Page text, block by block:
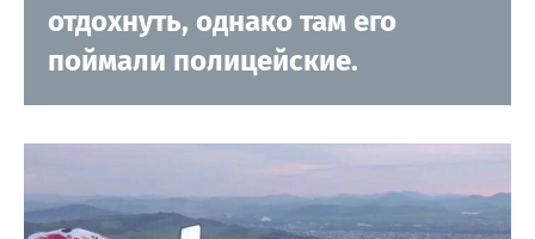
отдохнуть, однако там его
поймали полицейские.